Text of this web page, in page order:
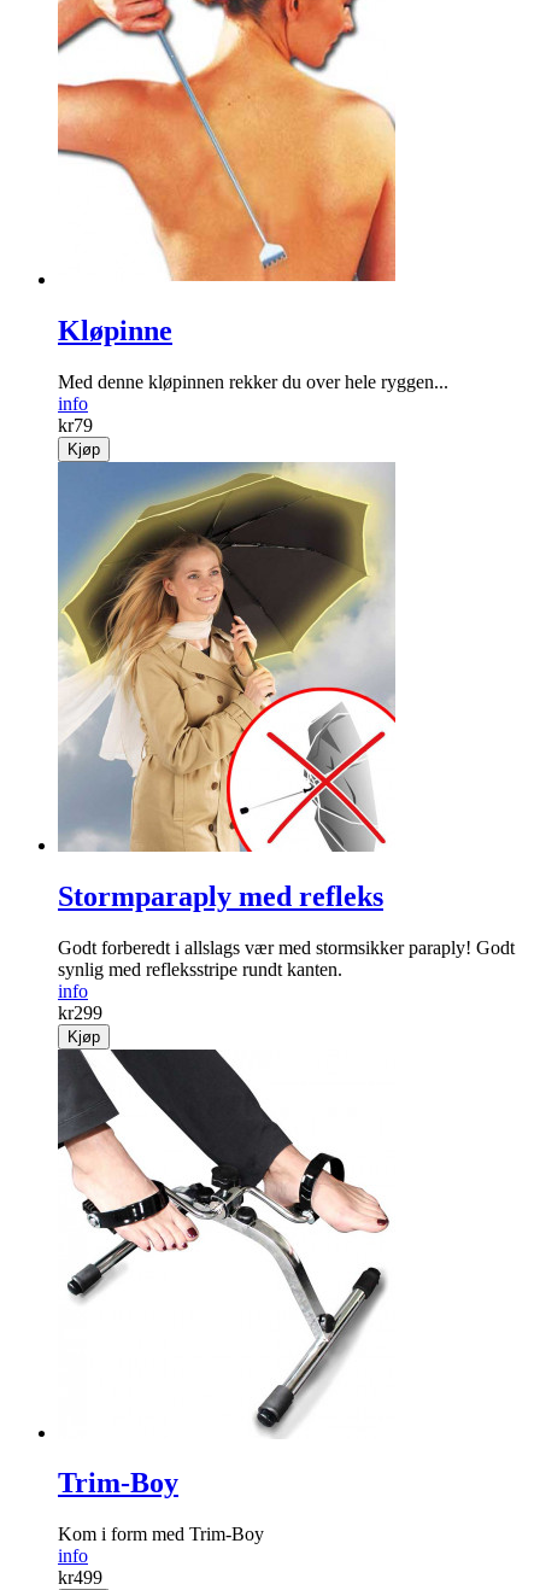
Kløpinne
Med denne kløpinnen rekker du over hele ryggen...
info
kr79
Kjøp
Stormparaply med refleks
Godt forberedt i allslags vær med stormsikker paraply! Godt
synlig med refleksstripe rundt kanten.
info
kr299
Kjøp
Trim-Boy
Kom i form med Trim-Boy
info
kr499